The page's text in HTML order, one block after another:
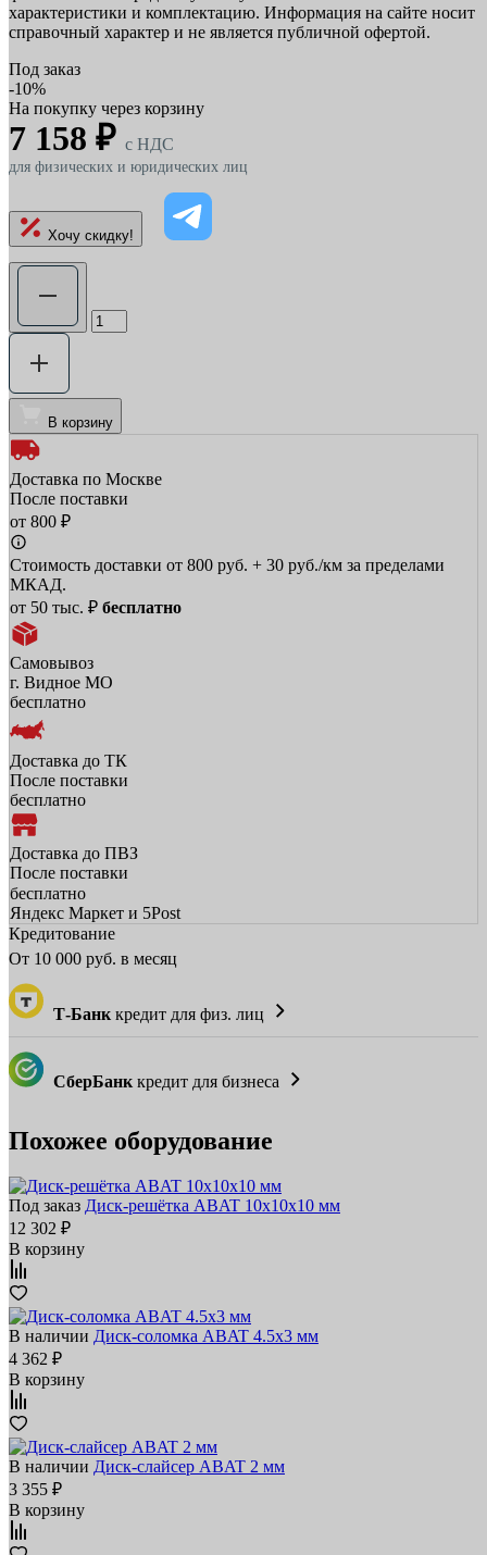
характеристики и комплектацию. Информация на сайте носит
справочный характер и не является публичной офертой.
Под заказ
-10%
На покупку через корзину
7 158 ₽ c НДС
для физических и юридических лиц
Хочу скидку!
В корзину
Доставка по Москве
После поставки
от 800 ₽
Стоимость доставки от 800 руб. + 30 руб./км за пределами
МКАД.
от 50 тыс. ₽ бесплатно
Самовывоз
г. Видное МО
бесплатно
Доставка до ТК
После поставки
бесплатно
Доставка до ПВЗ
После поставки
бесплатно
Яндекс Маркет и 5Post
Кредитование
От 10 000 руб. в месяц
Т-Банк кредит для физ. лиц
СберБанк кредит для бизнеса
Похожее оборудование
Под заказ Диск‑решётка ABAT 10x10x10 мм
12 302 ₽
В корзину
В наличии Диск‑соломка ABAT 4.5x3 мм
4 362 ₽
В корзину
В наличии Диск‑слайсер ABAT 2 мм
3 355 ₽
В корзину